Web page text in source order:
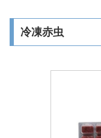
冷凍赤虫